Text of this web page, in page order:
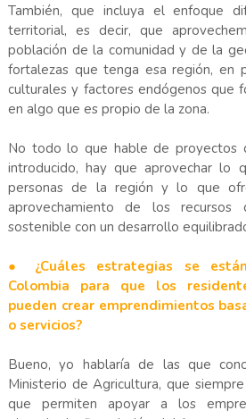
También, que incluya el enfoque
territorial, es decir, que
población de la comunidad y de la
fortalezas que tenga esa región, en
culturales y factores endógenos que
en algo que es propio de la zona.
No todo lo que hable de proyectos
introducido, hay que aprovechar lo
personas de la región y lo que
aprovechamiento de los
sostenible con un desarrollo
● ¿Cuáles estrategias se
Colombia para que los
pueden crear emprendimientos
o servicios?
Bueno, yo hablaría de las que
Ministerio de Agricultura, que
que permiten apoyar a los